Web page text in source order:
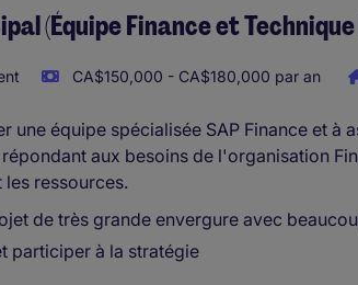
(Équipe Finance et
CA$150,000 - CA$180,000 par an
une équipe spécialisée SAP Finance et à
aux besoins de l'organisation
ressources.
de très grande envergure avec
participer à la stratégie